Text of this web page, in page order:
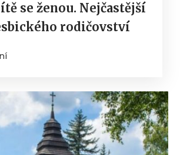
se ženou. Nejčastější
rodičovství